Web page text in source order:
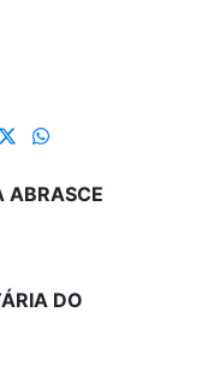
ABRASCE
DO